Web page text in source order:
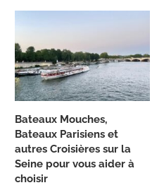
Bateaux Mouches,
Bateaux Parisiens et
autres Croisières sur la
Seine pour vous aider à
choisir